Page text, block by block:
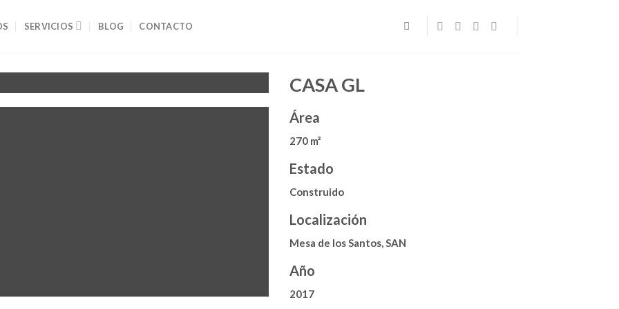
SERVICIOS BLOG CONTACTO
CASA GL
Área
270 m²
Estado
Construido
Localización
Mesa de los Santos, SAN
Año
2017